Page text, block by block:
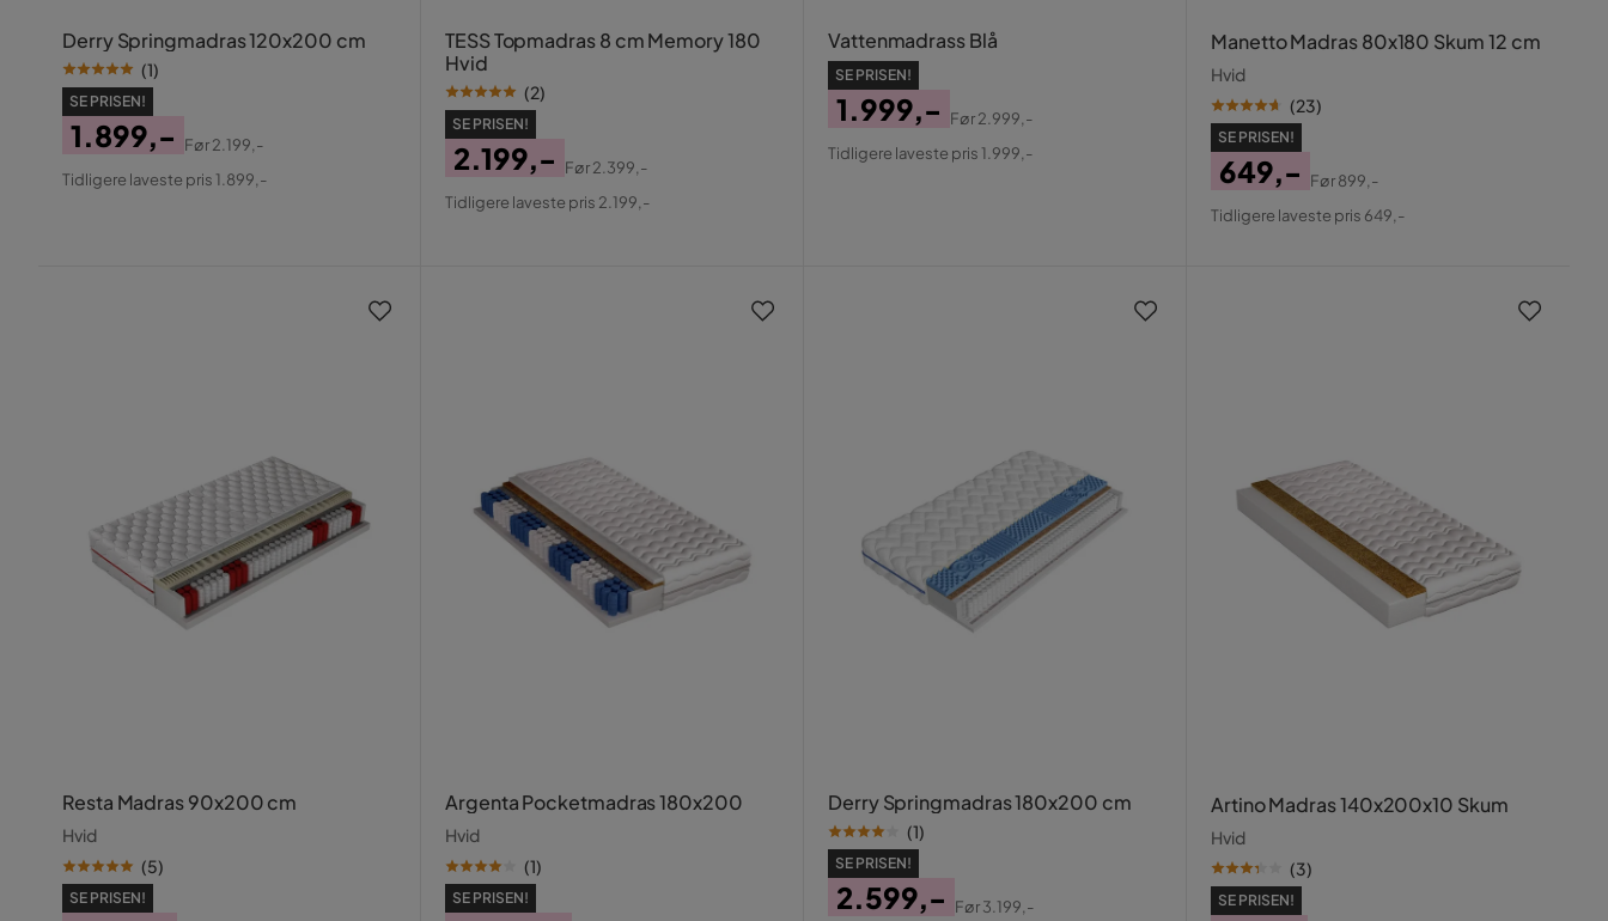
Derry Springmadras 120x200 cm
(1)
SE PRISEN!
Pris
1.899,-
Original
Før2.199,-
Tidligere laveste pris 1.899,-
TESS Topmadras 8 cm Memory 180
Hvid
(2)
SE PRISEN!
Pris
2.199,-
Original
Før2.399,-
Tidligere laveste pris 2.199,-
Vattenmadrass Blå
SE PRISEN!
Pris
1.999,-
Original
Før2.999,-
Tidligere laveste pris 1.999,-
Manetto Madras 80x180 Skum 12 cm
Hvid
(23)
SE PRISEN!
Pris
649,-
Original
Før899,-
Tidligere laveste pris 649,-
Resta Madras 90x200 cm
Hvid
(5)
SE PRISEN!
Argenta Pocketmadras 180x200
Hvid
(1)
SE PRISEN!
Derry Springmadras 180x200 cm
(1)
SE PRISEN!
2.599,-
Før3.199,-
Artino Madras 140x200x10 Skum
Hvid
(3)
SE PRISEN!